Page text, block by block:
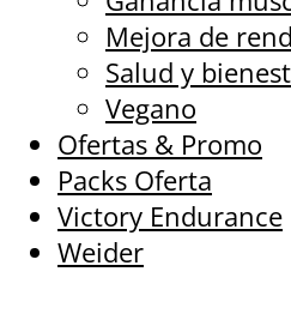
Mejora de
Salud y
Vegano
Ofertas & Promo
Packs Oferta
Victory Endurance
Weider